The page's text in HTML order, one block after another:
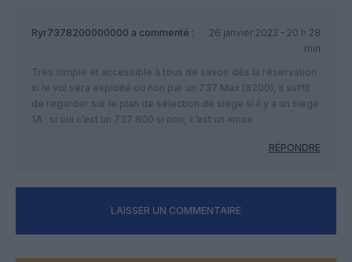
Ryr7378200000000 a commenté :
26 janvier 2023 - 20 h 28
min
Très simple et accessible à tous de savoir dès la réservation
si le vol sera exploité ou non par un 737 Max (8200), il suffit
de regarder sur le plan de sélection de siege si il y a un siege
1A : si oui c’est un 737 800 si non, c’est un «max
RÉPONDRE
LAISSER UN COMMENTAIRE